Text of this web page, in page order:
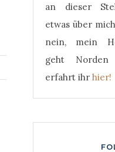
an dieser
etwas über
nein, mein
geht Norden
erfahrt ihrhier!